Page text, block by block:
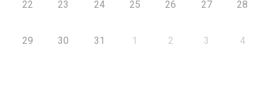
22 23 24 25 26 27 28
29 30 31 1 2 3 4